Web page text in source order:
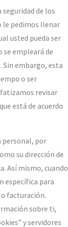
de los
le pedimos llenar
usted pueda ser
se empleará de
Sin embargo, esta
o ser
revisar
está de acuerdo
personal, por
su dirección de
Así mismo, cuando
específica para
facturación.
sobre ti,
y servidores